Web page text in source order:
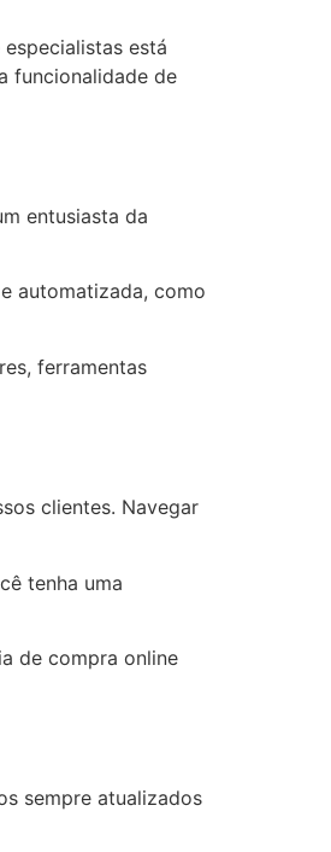
está
funcionalidade de
entusiasta da
automatizada, como
ferramentas
clientes. Navegar
tenha uma
de compra online
sempre atualizados